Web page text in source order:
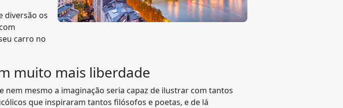
diversão os
carro no
muito mais liberdade
mesmo a imaginação seria capaz de ilustrar com tantos
que inspiraram tantos filósofos e poetas, e de lá